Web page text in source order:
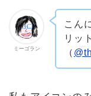
ミーゴラン
こん
リッ
（